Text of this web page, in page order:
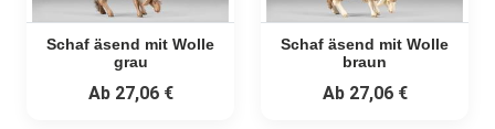
Schaf äsend mit Wolle
grau
Ab27,06 €
Schaf äsend mit Wolle
braun
Ab27,06 €